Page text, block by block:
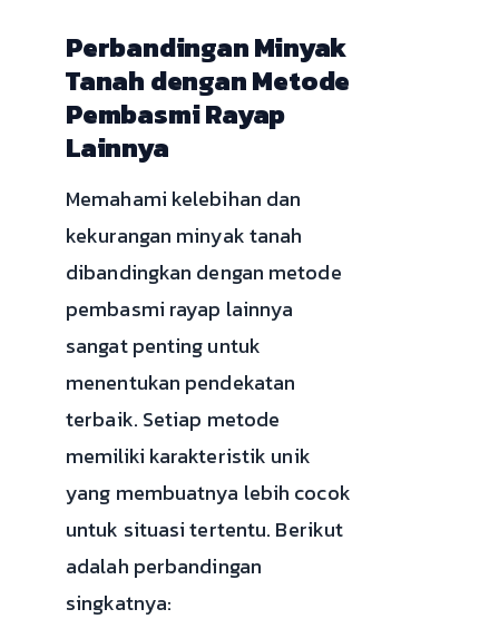
Perbandingan Minyak
Tanah dengan Metode
Pembasmi Rayap
Lainnya
Memahami kelebihan dan
kekurangan minyak tanah
dibandingkan dengan metode
pembasmi rayap lainnya
sangat penting untuk
menentukan pendekatan
terbaik. Setiap metode
memiliki karakteristik unik
yang membuatnya lebih cocok
untuk situasi tertentu. Berikut
adalah perbandingan
singkatnya: